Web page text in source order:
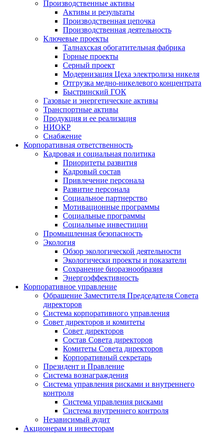
Производственные активы
Активы и результаты
Производственная цепочка
Производственная деятельность
Ключевые проекты
Талнахская обогатительная фабрика
Горные проекты
Серный проект
Модернизация Цеха электролиза никеля
Отгрузка медно-никелевого концентрата
Быстринский ГОК
Газовые и энергетические активы
Транспортные активы
Продукция и ее реализация
НИОКР
Снабжение
Корпоративная ответственность
Кадровая и социальная политика
Приоритеты развития
Кадровый состав
Привлечение персонала
Развитие персонала
Социальное партнерство
Мотивационные программы
Социальные программы
Социальные инвестиции
Промышленная безопасность
Экология
Обзор экологической деятельности
Экологически проекты и показатели
Сохранение биоразнообразия
Энергоэффективность
Корпоративное управление
Обращение Заместителя Председателя Совета
директоров
Система корпоративного управления
Совет директоров и комитеты
Совет директоров
Состав Совета директоров
Комитеты Совета директоров
Корпоративный секретарь
Президент и Правление
Система вознаграждения
Система управления рисками и внутреннего
контроля
Система управления рисками
Система внутреннего контроля
Независимый аудит
Акционерам и инвесторам